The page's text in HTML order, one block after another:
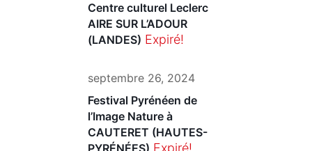
Centre culturel Leclerc
AIRE SUR L’ADOUR
(LANDES) Expiré!
septembre 26, 2024
Festival Pyrénéen de
l’Image Nature à
CAUTERET (HAUTES-